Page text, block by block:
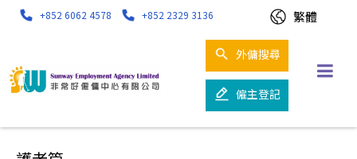
外傭搜尋
僱主登記
+852 6062 4578 +852 2329 3136 繁體